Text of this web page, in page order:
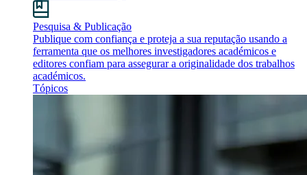
Pesquisa & Publicação
Publique com confiança e proteja a sua reputação usando a
ferramenta que os melhores investigadores académicos e
editores confiam para assegurar a originalidade dos trabalhos
académicos.
Tópicos